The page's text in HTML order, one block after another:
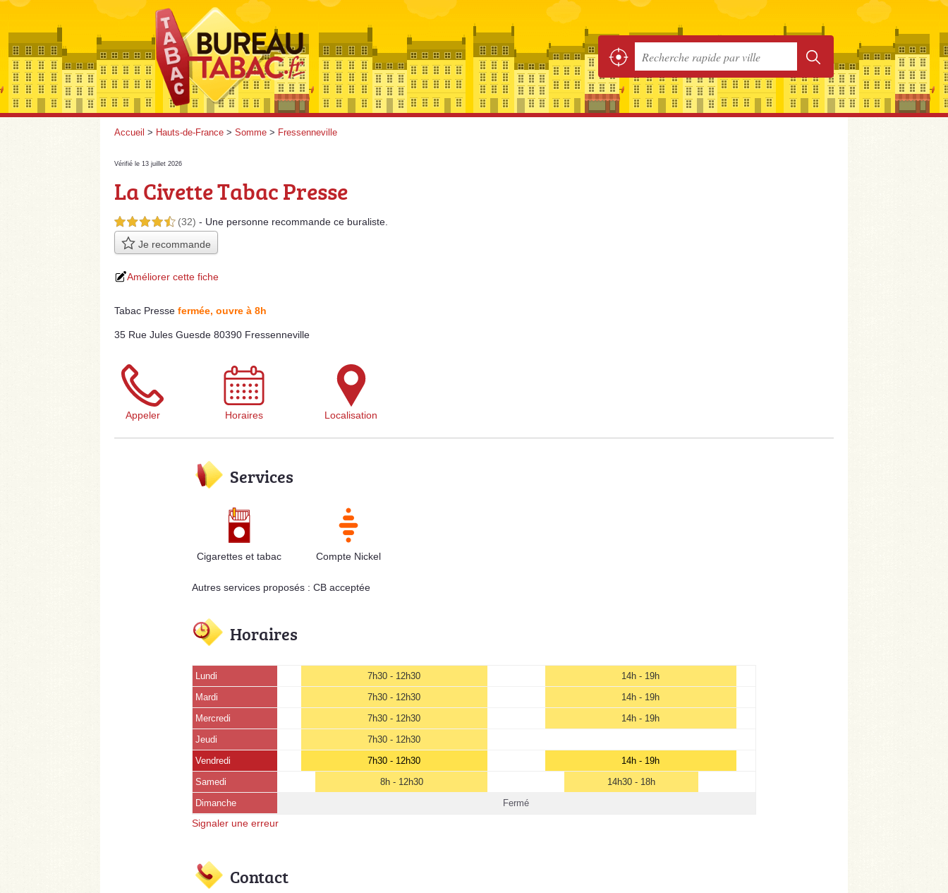
Accueil > Hauts-de-France > Somme > Fressenneville
Vérifié le 13 juillet 2026
La Civette Tabac Presse
4,5 étoiles sur 5 (32) - Une personne recommande ce buraliste.
Je recommande
Améliorer cette fiche
Tabac Presse fermée, ouvre à 8h
35 Rue Jules Guesde 80390 Fressenneville
Appeler Horaires Localisation
Services
Cigarettes et tabac Compte Nickel
Autres services proposés : CB acceptée
Horaires
Lundi 7h30 - 12h30 14h - 19h
Mardi 7h30 - 12h30 14h - 19h
Mercredi 7h30 - 12h30 14h - 19h
Jeudi 7h30 - 12h30
Vendredi 7h30 - 12h30 14h - 19h
Samedi 8h - 12h30 14h30 - 18h
Dimanche Fermé
Signaler une erreur
Contact